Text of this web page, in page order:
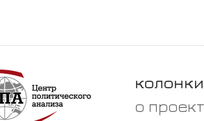
колонки
о